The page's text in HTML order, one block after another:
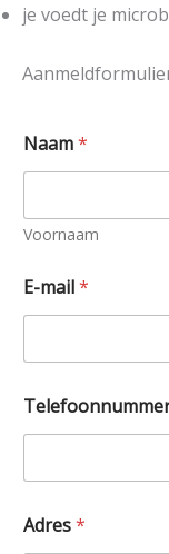
je voedt je
Naam*
Voornaam
E-mail*
Adres*